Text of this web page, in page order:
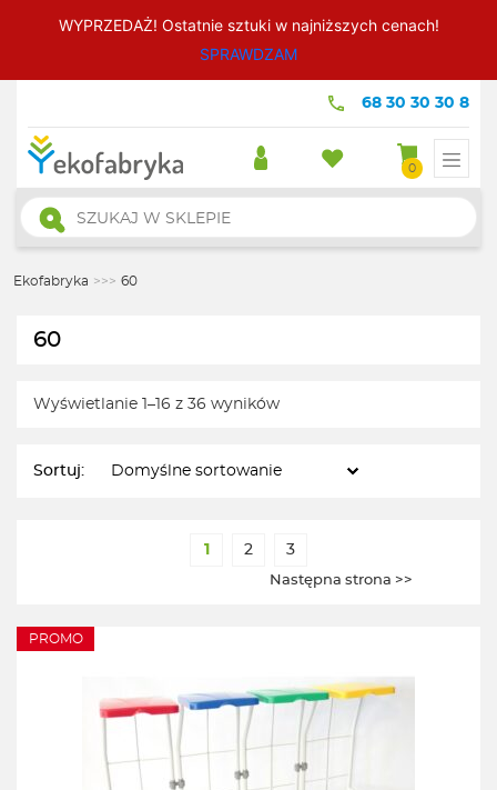
WYPRZEDAŻ! Ostatnie sztuki w najniższych cenach!
SPRAWDZAM
68 30 30 30 8
0
Wyszukiwarka
produktów
Ekofabryka >>> 60
60
Wyświetlanie 1–16 z 36 wyników
Sortuj:
1 2 3
Następna strona >>
PROMO